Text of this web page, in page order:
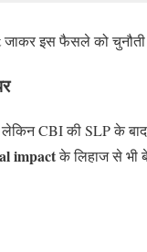
जाकर इस फैसले को चुनौती
CBI की SLP के
impactके लिहाज से भी